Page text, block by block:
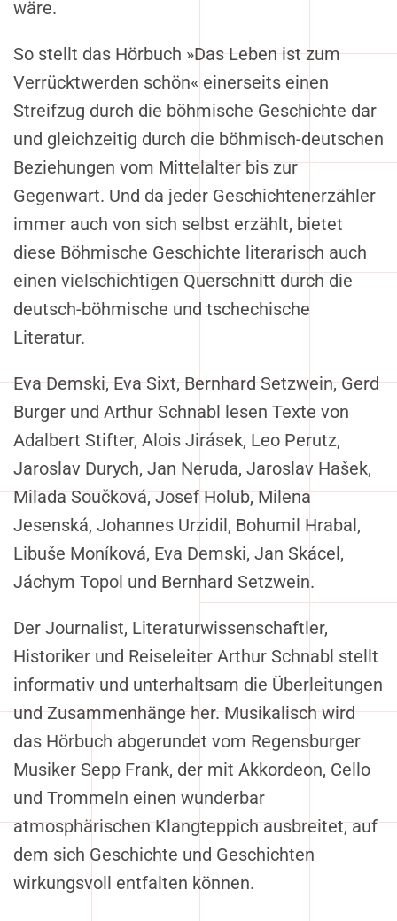
wäre.
So stellt das Hörbuch »Das Leben ist zum
Verrücktwerden schön« einerseits einen
Streifzug durch die böhmische Geschichte dar
und gleichzeitig durch die böhmisch-deutschen
Beziehungen vom Mittelalter bis zur
Gegenwart. Und da jeder Geschichtenerzähler
immer auch von sich selbst erzählt, bietet
diese Böhmische Geschichte literarisch auch
einen vielschichtigen Querschnitt durch die
deutsch-böhmische und tschechische
Literatur.
Eva Demski, Eva Sixt, Bernhard Setzwein, Gerd
Burger und Arthur Schnabl lesen Texte von
Adalbert Stifter, Alois Jirásek, Leo Perutz,
Jaroslav Durych, Jan Neruda, Jaroslav Hašek,
Milada Součková, Josef Holub, Milena
Jesenská, Johannes Urzidil, Bohumil Hrabal,
Libuše Moníková, Eva Demski, Jan Skácel,
Jáchym Topol und Bernhard Setzwein.
Der Journalist, Literaturwissenschaftler,
Historiker und Reiseleiter Arthur Schnabl stellt
informativ und unterhaltsam die Überleitungen
und Zusammenhänge her. Musikalisch wird
das Hörbuch abgerundet vom Regensburger
Musiker Sepp Frank, der mit Akkordeon, Cello
und Trommeln einen wunderbar
atmosphärischen Klangteppich ausbreitet, auf
dem sich Geschichte und Geschichten
wirkungsvoll entfalten können.